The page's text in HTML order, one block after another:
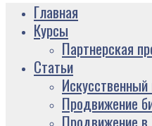
Главная
Курсы
Партнерская
Статьи
Продвижение
Продвижение